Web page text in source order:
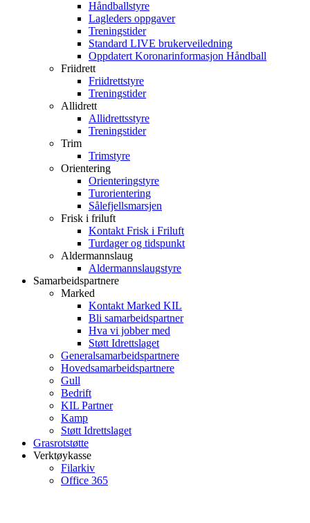
Håndballstyre
Lagleders oppgaver
Treningstider
Standard LIVE brukerveiledning
Oppdatert Koronarinformasjon Håndball
Friidrett
Friidrettstyre
Treningstider
Allidrett
Allidrettsstyre
Treningstider
Trim
Trimstyre
Orientering
Orienteringstyre
Turorientering
Sålefjellsmarsjen
Frisk i friluft
Kontakt Frisk i Friluft
Turdager og tidspunkt
Aldermannslaug
Aldermannslaugstyre
Samarbeidspartnere
Marked
Kontakt Marked KIL
Bli samarbeidspartner
Hva vi jobber med
Støtt Idrettslaget
Generalsamarbeidspartnere
Hovedsamarbeidspartnere
Gull
Bedrift
KIL Partner
Kamp
Støtt Idrettslaget
Grasrotstøtte
Verktøykasse
Filarkiv
Office 365